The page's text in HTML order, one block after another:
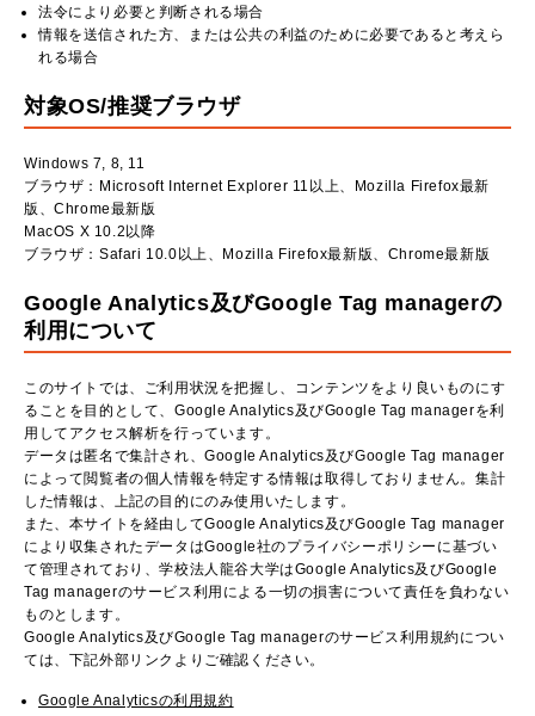
法令により必要と判断される場合
情報を送信された方、または公共の利益のために必要であると考えら
れる場合
対象OS/推奨ブラウザ
Windows 7, 8, 11
ブラウザ：Microsoft Internet Explorer 11以上、Mozilla Firefox最新
版、Chrome最新版
MacOS X 10.2以降
ブラウザ：Safari 10.0以上、Mozilla Firefox最新版、Chrome最新版
Google Analytics及びGoogle Tag managerの
利用について
このサイトでは、ご利用状況を把握し、コンテンツをより良いものにす
ることを目的として、Google Analytics及びGoogle Tag managerを利
用してアクセス解析を行っています。
データは匿名で集計され、Google Analytics及びGoogle Tag manager
によって閲覧者の個人情報を特定する情報は取得しておりません。集計
した情報は、上記の目的にのみ使用いたします。
また、本サイトを経由してGoogle Analytics及びGoogle Tag manager
により収集されたデータはGoogle社のプライバシーポリシーに基づい
て管理されており、学校法人龍谷大学はGoogle Analytics及びGoogle
Tag managerのサービス利用による一切の損害について責任を負わない
ものとします。
Google Analytics及びGoogle Tag managerのサービス利用規約につい
ては、下記外部リンクよりご確認ください。
Google Analyticsの利用規約